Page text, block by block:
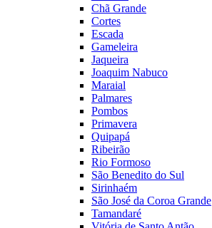
Chã Grande
Cortes
Escada
Gameleira
Jaqueira
Joaquim Nabuco
Maraial
Palmares
Pombos
Primavera
Quipapá
Ribeirão
Rio Formoso
São Benedito do Sul
Sirinhaém
São José da Coroa Grande
Tamandaré